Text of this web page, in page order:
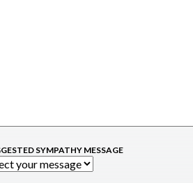
SYMPATHY MESSAGE